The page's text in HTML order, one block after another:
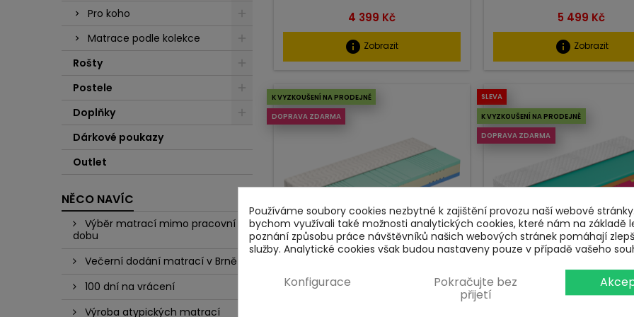
Pro koho
Matrace podle kolekce
Rošty
Postele
Doplňky
Dárkové poukazy
Outlet
NĚCO NAVÍC
Výběr matrací mimo pracovní
dobu
Večerní dodání matrací v Brně
100 dní na vrácení
Výroba atypických matrací
Cena
4 399 Kč
info Zobrazit
Cena
5 499 Kč
info Zobrazit
K VYZKOUŠENÍ NA PRODEJNĚ
DOPRAVA ZDARMA
Matrace Jupiter Max
K VYZKOUŠENÍ NA PRODEJNĚ
DOPRAVA ZDARMA
SLEVA
Matrace Advanced
Ideální rovnováha mezi
Používáme soubory cookies nezbytné k zajištění provozu naší webové
bychom využívali také možnosti analytických cookies, které nám na základě
poznání způsobu práce návštěvníků našich webových stránek pomáhají
služby. Analytické cookies však budou nastaveny pouze v případě vašeho
Pokračujte bez
přijetí
Konfigurace